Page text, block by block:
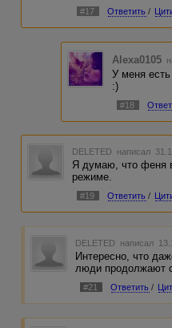
#17 Ответить /
Alexa0105
У меня
:)
#18
DELETED написал
Я думаю, что феня
режиме.
#19 Ответить /
DELETED написал
Интересно, что
люди продолжают
#21 Ответить /